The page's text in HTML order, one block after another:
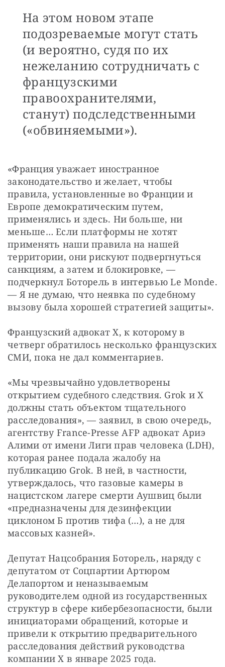
На этом новом этапе
подозреваемые могут стать
(и вероятно, судя по их
нежеланию сотрудничать с
французскими
правоохранителями,
станут) подследственными
(«обвиняемыми»).
«Франция уважает иностранное
законодательство и желает, чтобы
правила, установленные во Франции и
Европе демократическим путем,
применялись и здесь. Ни больше, ни
меньше… Если платформы не хотят
применять наши правила на нашей
территории, они рискуют подвергнуться
санкциям, а затем и блокировке, —
подчеркнул Боторель в интервью Le Monde.
— Я не думаю, что неявка по судебному
вызову была хорошей стратегией защиты».
Французский адвокат X, к которому в
четверг обратилось несколько французских
СМИ, пока не дал комментариев.
«Мы чрезвычайно удовлетворены
открытием судебного следствия. Grok и X
должны стать объектом тщательного
расследования», — заявил, в свою очередь,
агентству France-Presse AFP адвокат Ариэ
Алими от имени Лиги прав человека (LDH),
которая ранее подала жалобу на
публикацию Grok. В ней, в частности,
утверждалось, что газовые камеры в
нацистском лагере смерти Аушвиц были
«предназначены для дезинфекции
циклоном Б против тифа (…), а не для
массовых казней».
Депутат Нацсобрания Боторель, наряду с
депутатом от Соцпартии Артюром
Делапортом и неназываемым
руководителем одной из государственных
структур в сфере кибербезопасности, были
инициаторами обращений, которые и
привели к открытию предварительного
расследования действий руководства
компании X в январе 2025 года.